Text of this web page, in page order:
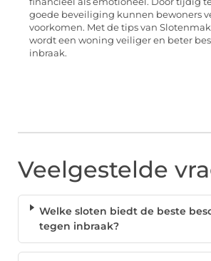
goede beveiliging kunnen bewoners
voorkomen. Met de tips van
wordt een woning veiliger en beter
inbraak.
Veelgestelde
Welke sloten biedt de beste
tegen inbraak?